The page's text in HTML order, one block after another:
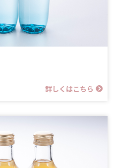
詳しくはこちら